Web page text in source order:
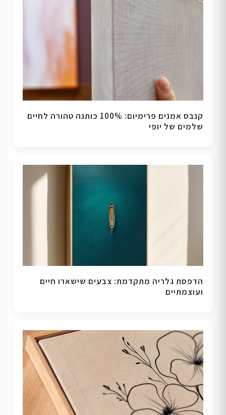
קנבס אמנים פרימיום: 100% כותנה טהורה לחיים
שלמים של יופי
הדפסת גלריה מתקדמת: צבעים שישארו חיים
ועוצמתיים